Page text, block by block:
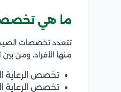
ما هي
تتعدد تخصصات
منها الأفراد، ومن
تخصص الرعاية
تخصص الرعاية